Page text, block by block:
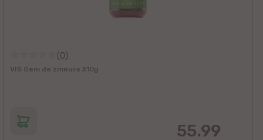
(0)
VIS Gem de zmeura 310g
55.99